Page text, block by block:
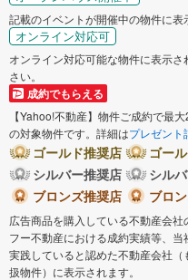
記載のイベントが開催中の物件に表
オンライン対応可
オンライン対応可能な物件に表示さ
さい。
成約でもらえる
【Yahoo!不動産】物件ご成約で最
の対象物件です。詳細はプレゼント
ゴールド推奨店
ゴー
シルバー推奨店
シル
ブロンズ推奨店
ブロ
広告商品を購入している不動産会
フー不動産における成約実績等、
実践していると認めた不動産会社
扱物件）に表示されます。